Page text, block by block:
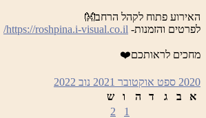
האירוע פתוח לקהל הרחב👐
לפרטים והזמנות- https://roshpina.i-visual.co.il/
מחכים לראותכם❤️
2020 ספט אוקטובר 2021 נוב 2022
א
ב ג ד ה ו
ש
1
2